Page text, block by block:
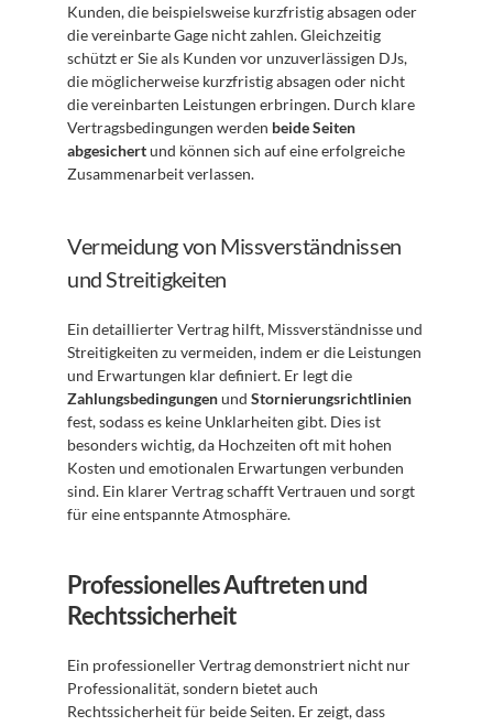
Kunden, die beispielsweise kurzfristig absagen oder
die vereinbarte Gage nicht zahlen. Gleichzeitig
schützt er Sie als Kunden vor unzuverlässigen DJs,
die möglicherweise kurzfristig absagen oder nicht
die vereinbarten Leistungen erbringen. Durch klare
Vertragsbedingungen werden beide Seiten
abgesichert und können sich auf eine erfolgreiche
Zusammenarbeit verlassen.
Vermeidung von Missverständnissen
und Streitigkeiten
Ein detaillierter Vertrag hilft, Missverständnisse und
Streitigkeiten zu vermeiden, indem er die Leistungen
Zahlungsbedingungen und Stornierungsrichtlinien
fest, sodass es keine Unklarheiten gibt. Dies ist
besonders wichtig, da Hochzeiten oft mit hohen
Kosten und emotionalen Erwartungen verbunden
sind. Ein klarer Vertrag schafft Vertrauen und sorgt
für eine entspannte Atmosphäre.
Professionelles Auftreten und
Rechtssicherheit
Ein professioneller Vertrag demonstriert nicht nur
Professionalität, sondern bietet auch
Rechtssicherheit für beide Seiten. Er zeigt, dass